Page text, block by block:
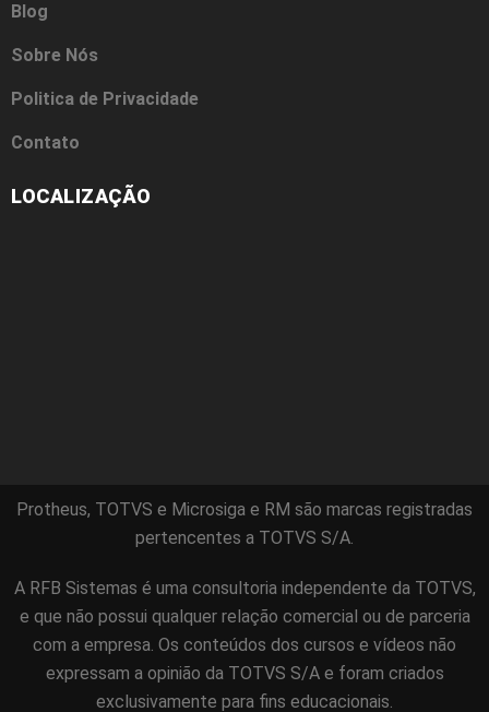
Blog
Sobre Nós
Politica de Privacidade
Contato
LOCALIZAÇÃO
Protheus, TOTVS e Microsiga e RM são marcas registradas
pertencentes a TOTVS S/A.
A RFB Sistemas é uma consultoria independente da TOTVS,
e que não possui qualquer relação comercial ou de parceria
com a empresa. Os conteúdos dos cursos e vídeos não
expressam a opinião da TOTVS S/A e foram criados
exclusivamente para fins educacionais.